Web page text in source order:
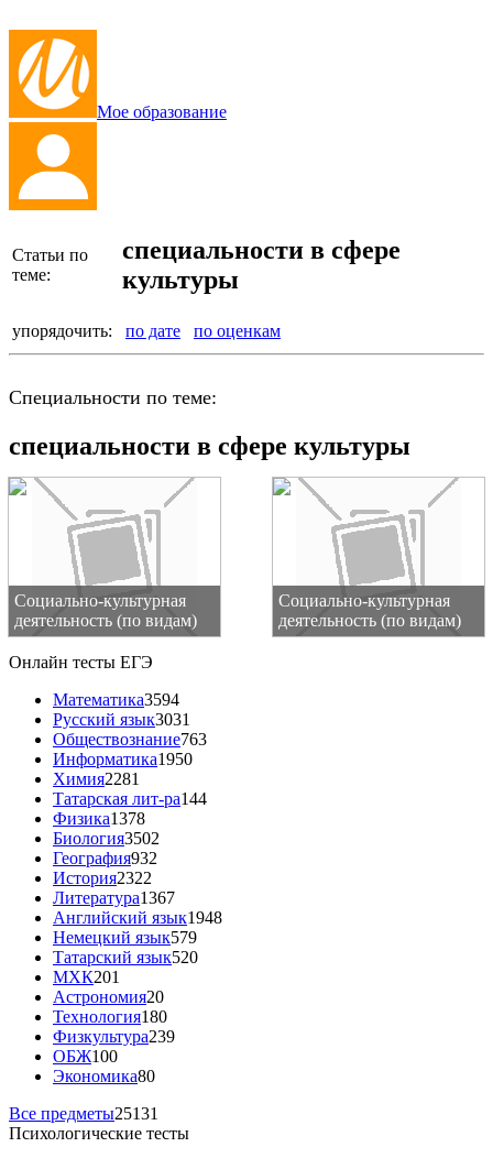
Мое образование
Статьи по
теме:
специальности в сфере
культуры
упорядочить: по дате по оценкам
Специальности по теме:
специальности в сфере культуры
Социально-культурная
деятельность (по видам)
Социально-культурная
деятельность (по видам)
Онлайн тесты ЕГЭ
Математика3594
Русский язык3031
Обществознание763
Информатика1950
Химия2281
Татарская лит-ра144
Физика1378
Биология3502
География932
История2322
Литература1367
Английский язык1948
Немецкий язык579
Татарский язык520
МХК201
Астрономия20
Технология180
Физкультура239
ОБЖ100
Экономика80
Все предметы25131
Психологические тесты